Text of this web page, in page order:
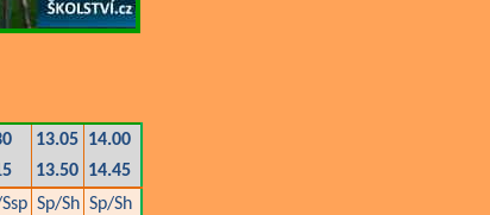
13.05 14.00
13.50 14.45
Sp/Sh Sp/Sh